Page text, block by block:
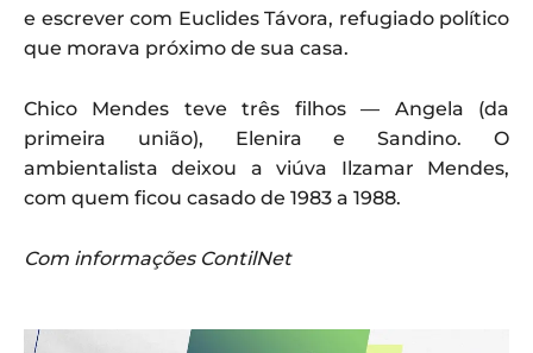
e escrever com Euclides Távora, refugiado político
que morava próximo de sua casa.
Chico Mendes teve três filhos — Angela (da
primeira união), Elenira e Sandino. O
ambientalista deixou a viúva Ilzamar Mendes,
com quem ficou casado de 1983 a 1988.
Com informações ContilNet